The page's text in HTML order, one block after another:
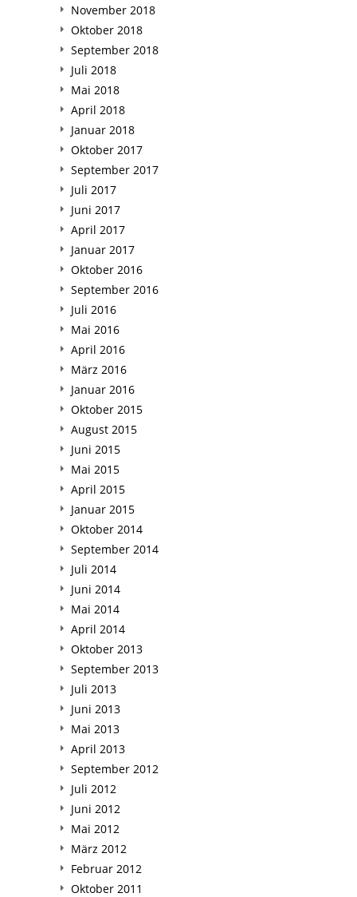
November 2018
Oktober 2018
September 2018
Juli 2018
Mai 2018
April 2018
Januar 2018
Oktober 2017
September 2017
Juli 2017
Juni 2017
April 2017
Januar 2017
Oktober 2016
September 2016
Juli 2016
Mai 2016
April 2016
März 2016
Januar 2016
Oktober 2015
August 2015
Juni 2015
Mai 2015
April 2015
Januar 2015
Oktober 2014
September 2014
Juli 2014
Juni 2014
Mai 2014
April 2014
Oktober 2013
September 2013
Juli 2013
Juni 2013
Mai 2013
April 2013
September 2012
Juli 2012
Juni 2012
Mai 2012
März 2012
Februar 2012
Oktober 2011